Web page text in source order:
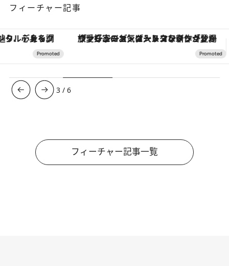
フィーチャー記事
ヴァシュロン・コンスタンタン「オーヴァーシーズ・オートマティック」。旅愛好家のお気に入りコレクションから、ジェンダーレスな新作が登場
3 /6
フィーチャー記事一覧